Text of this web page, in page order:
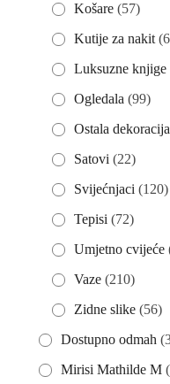
Košare (57)
Kutije za nakit
Luksuzne knjige
Ogledala (99)
Ostala dekoracija
Satovi (22)
Svijećnjaci (120)
Tepisi (72)
Umjetno cvijeće
Vaze (210)
Zidne slike (56)
Dostupno odmah
Mirisi Mathilde M